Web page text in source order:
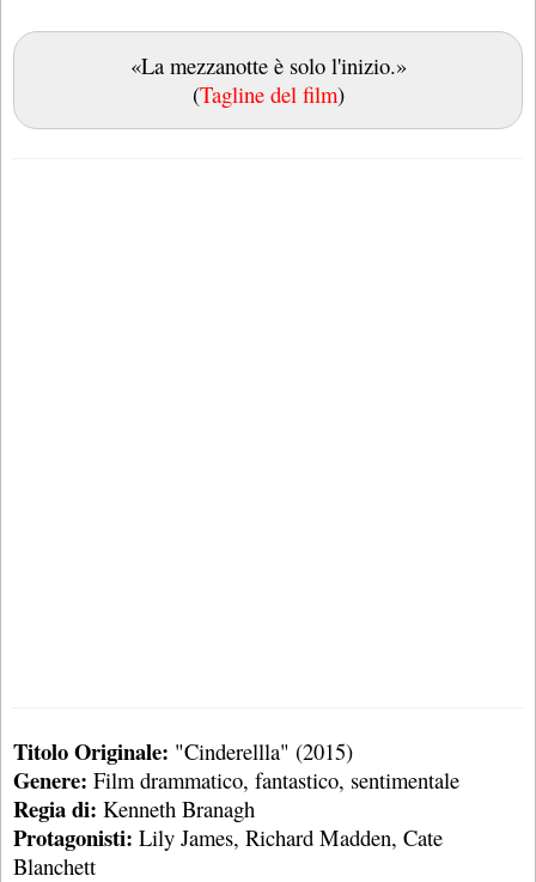
«La mezzanotte è solo l'inizio.»
(Tagline del film)
Titolo Originale: "Cinderellla" (2015)
Genere: Film drammatico, fantastico, sentimentale
Regia di: Kenneth Branagh
Protagonisti: Lily James, Richard Madden, Cate
Blanchett